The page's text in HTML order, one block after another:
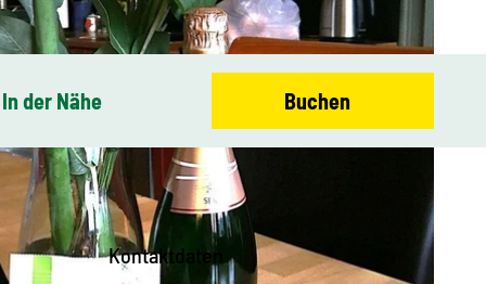
In der Nähe Buchen
Kontaktdaten